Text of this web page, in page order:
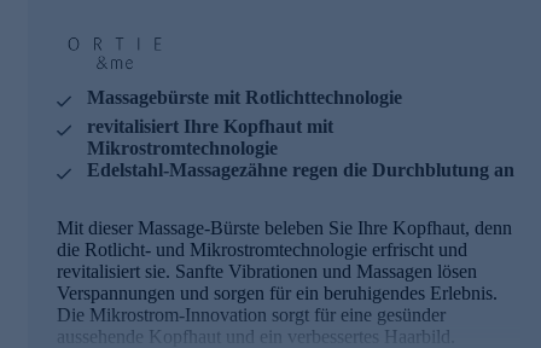
Massagebürste mit Rotlichttechnologie
revitalisiert Ihre Kopfhaut mit
Mikrostromtechnologie
Edelstahl-Massagezähne regen die Durchblutung an
Mit dieser Massage-Bürste beleben Sie Ihre Kopfhaut, denn
die Rotlicht- und Mikrostromtechnologie erfrischt und
revitalisiert sie. Sanfte Vibrationen und Massagen lösen
Verspannungen und sorgen für ein beruhigendes Erlebnis.
Die Mikrostrom-Innovation sorgt für eine gesünder
aussehende Kopfhaut und ein verbessertes Haarbild.